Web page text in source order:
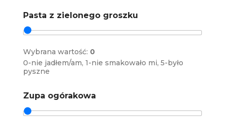
Pasta z zielonego groszku
Wybrana wartość: 0
0-nie jadłem/am, 1-nie smakowało mi, 5-było
pyszne
Zupa ogórakowa